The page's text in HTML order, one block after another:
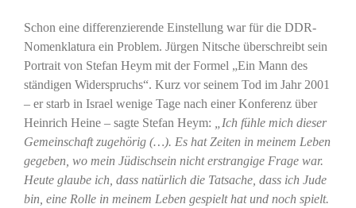
Schon eine differenzierende Einstellung war für die DDR-
Nomenklatura ein Problem. Jürgen Nitsche überschreibt sein
Portrait von Stefan Heym mit der Formel „Ein Mann des
ständigen Widerspruchs“. Kurz vor seinem Tod im Jahr 2001
– er starb in Israel wenige Tage nach einer Konferenz über
Heinrich Heine – sagte Stefan Heym:
„Ich fühle mich dieser
Gemeinschaft zugehörig (…). Es hat Zeiten in meinem Leben
gegeben, wo mein Jüdischsein nicht erstrangige Frage war.
Heute glaube ich, dass natürlich die Tatsache, dass ich Jude
bin, eine Rolle in meinem Leben gespielt hat und noch spielt.